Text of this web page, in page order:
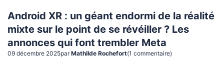
Android XR : un géant endormi de la réalité
mixte sur le point de se révéiller ? Les
annonces qui font trembler Meta
09 décembre 2025par Mathilde Rochefort(1 commentaire)